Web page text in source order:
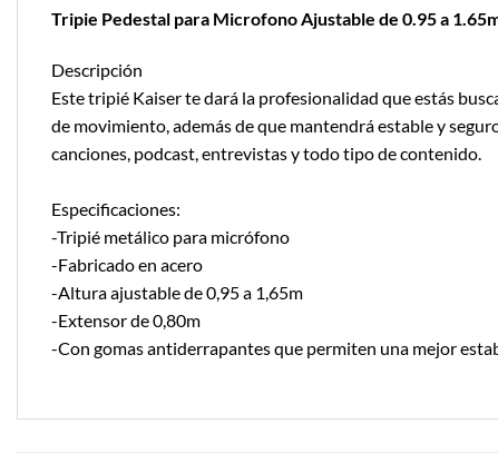
Tripie Pedestal para Microfono Ajustable de 0.95 a
Descripción
Este tripié Kaiser te dará la profesionalidad que estás
de movimiento, además de que mantendrá estable y
canciones, podcast, entrevistas y todo tipo de contenido.
Especificaciones:
-Tripié metálico para micrófono
-Fabricado en acero
-Altura ajustable de 0,95 a 1,65m
-Extensor de 0,80m
-Con gomas antiderrapantes que permiten una mejor